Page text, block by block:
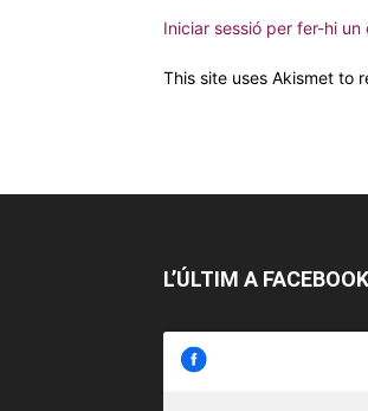
Iniciar sessió per fer-hi un
This site uses Akismet to
L’ÚLTIM A FACEBOOK